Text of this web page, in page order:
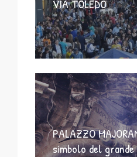
VIA TOLEDO
PALAZZO
simbolo del grande